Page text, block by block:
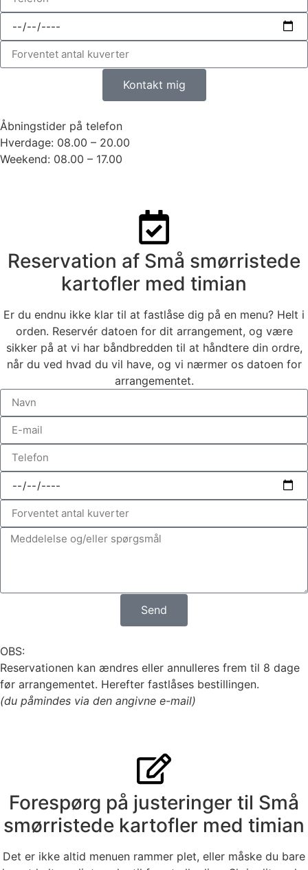
Kontakt mig
Åbningstider på telefon
Hverdage: 08.00 – 20.00
Weekend: 08.00 – 17.00
Reservation af Små smørristede
kartofler med timian
Er du endnu ikke klar til at fastlåse dig på en menu? Helt i
orden. Reservér datoen for dit arrangement, og være
sikker på at vi har båndbredden til at håndtere din ordre,
når du ved hvad du vil have, og vi nærmer os datoen for
arrangementet.
Send
OBS:
Reservationen kan ændres eller annulleres frem til 8 dage
før arrangementet. Herefter fastlåses bestillingen.
(du påmindes via den angivne e-mail)
Forespørg på justeringer til Små
smørristede kartofler med timian
Det er ikke altid menuen rammer plet, eller måske du bare